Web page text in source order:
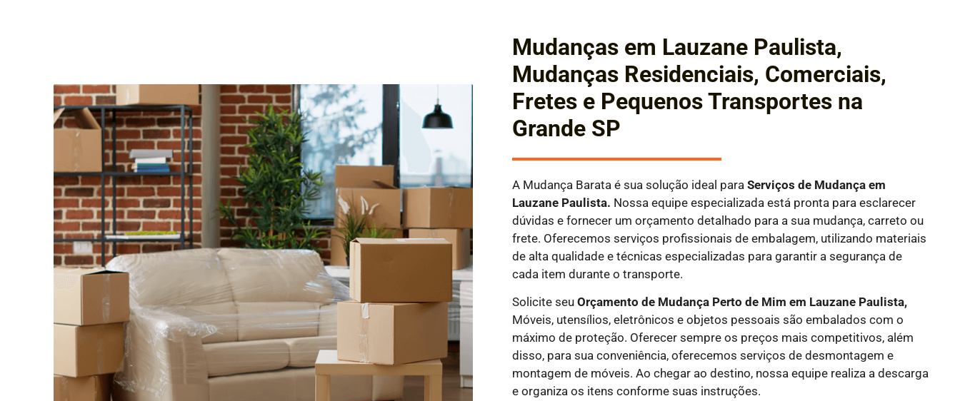
Mudanças em Lauzane Paulista,
Mudanças Residenciais, Comerciais,
Fretes e Pequenos Transportes na
Grande SP
A Mudança Barata é sua solução ideal paraServiços de Mudança em
Lauzane Paulista. Nossa equipe especializada está pronta para esclarecer
dúvidas e fornecer um orçamento detalhado para a sua mudança, carreto ou
frete. Oferecemos serviços profissionais de embalagem, utilizando materiais
de alta qualidade e técnicas especializadas para garantir a segurança de
cada item durante o transporte.
Solicite seuOrçamento de Mudança Perto de Mim em Lauzane Paulista,
Móveis, utensílios, eletrônicos e objetos pessoais são embalados com o
máximo de proteção. Oferecer sempre os preços mais competitivos, além
disso, para sua conveniência, oferecemos serviços de desmontagem e
montagem de móveis. Ao chegar ao destino, nossa equipe realiza a descarga
e organiza os itens conforme suas instruções.